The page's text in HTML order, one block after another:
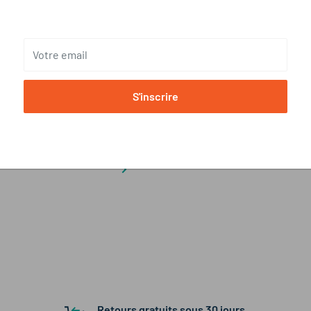
Votre email
S'inscrire